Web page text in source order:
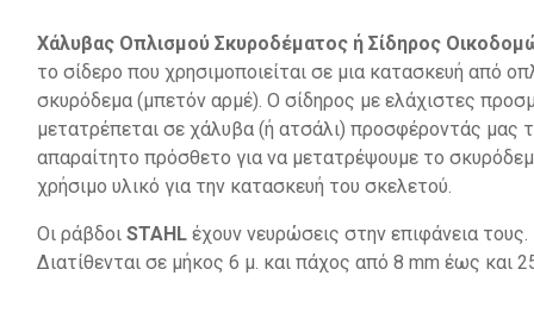
Χάλυβας Οπλισμού Σκυροδέματος ή Σίδηρος
το σίδερο που χρησιμοποιείται σε μια κατασκευή από
σκυρόδεμα (μπετόν αρμέ). Ο σίδηρος με ελάχιστες
μετατρέπεται σε χάλυβα (ή ατσάλι) προσφέροντάς μας
απαραίτητο πρόσθετο για να μετατρέψουμε το
χρήσιμο υλικό για την κατασκευή του σκελετού.
Οι ράβδοι STAHLέχουν νευρώσεις στην επιφάνεια τους.
Διατίθενται σε μήκος 6 μ. και πάχος από 8 mm έως και